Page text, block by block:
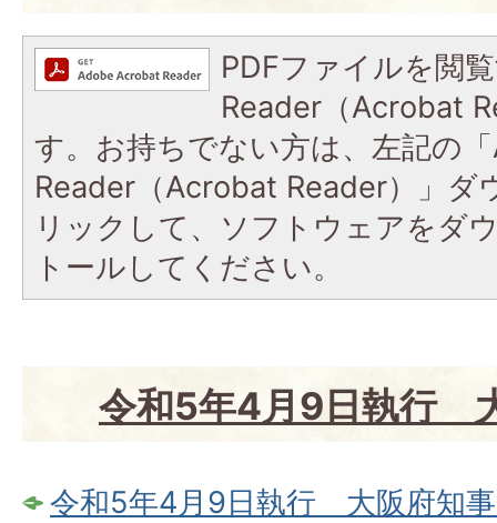
PDFファイルを閲
Reader（Acrobat
す。お持ちでない方は、左記の
Reader（Acrobat Reader）」ダ
リックして、ソフトウェアをダ
トールしてください。
令和5年4月9日執行
令和5年4月9日執行 大阪府知